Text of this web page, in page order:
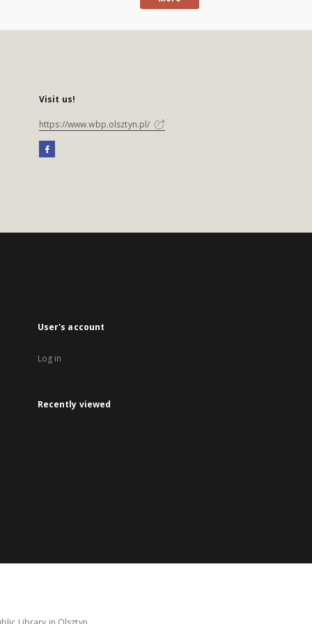
Visit us!
https://www.wbp.olsztyn.pl/
User's account
Log in
Recently viewed